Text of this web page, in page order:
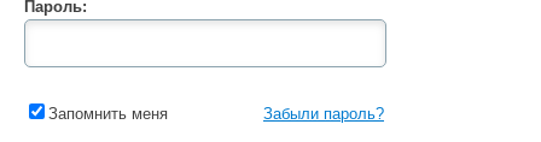
Пароль:
Запомнить меня Забыли пароль?